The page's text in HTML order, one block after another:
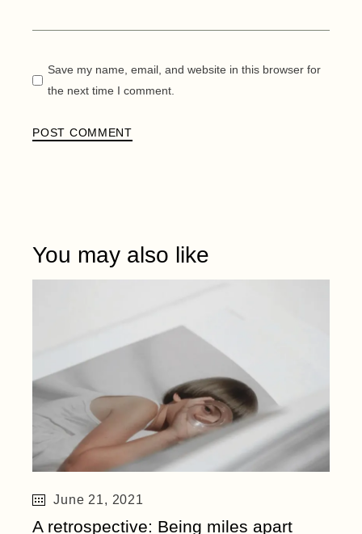
Save my name, email, and website in this browser for
the next time I comment.
POST COMMENT
You may also like
June 21, 2021
A retrospective: Being miles apart